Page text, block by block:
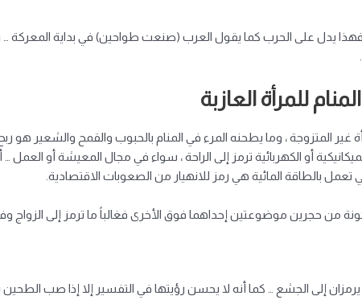
فهذا يدل على الحرب كما يقول العرب (صنعت طواحين) في بداية المعركة
للمرأة العازبة
غير المتزوجة ، وما يطحنه المرء في المنام بالحبوب والقمح والشعير
أو الكهربائية ترمز إلى الراحة ، سواء في مجال المعيشة أو
تعمل بالطاقة المائية هي رمز للانهيار من الصعوبات الاقتصادية.
من حجرين موضوعتين إحداهما فوق الأخرى فغالباً ما ترمز إلى الزواج
إلى الجشع … كما أنه لا يحسن رؤيتها في التفسير إلا إذا صب